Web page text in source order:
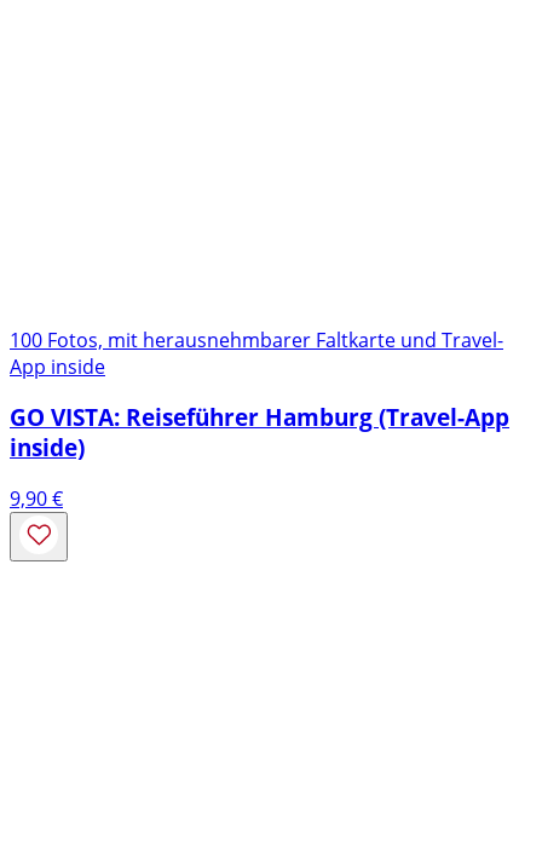
100 Fotos, mit herausnehmbarer Faltkarte und Travel-
App inside
GO VISTA: Reiseführer Hamburg (Travel-App
inside)
9,90€